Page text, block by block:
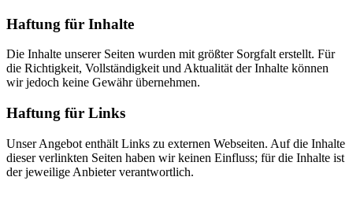
Haftung für Inhalte
Die Inhalte unserer Seiten wurden mit größter Sorgfalt erstellt. Für
die Richtigkeit, Vollständigkeit und Aktualität der Inhalte können
wir jedoch keine Gewähr übernehmen.
Haftung für Links
Unser Angebot enthält Links zu externen Webseiten. Auf die Inhalte
dieser verlinkten Seiten haben wir keinen Einfluss; für die Inhalte ist
der jeweilige Anbieter verantwortlich.